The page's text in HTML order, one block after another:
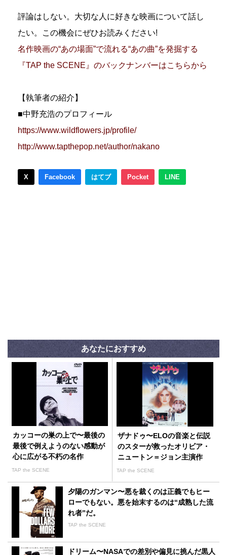
評論はしない。大切な人に好きな映画について話し
たい。この機会にぜひお読みください!
名作映画の“あの場面”で流れる“あの曲”を発掘する
『TAP the SCENE』のバックナンバーはこちらから
【執筆者の紹介】
■中野充浩のプロフィール
https://www.wildflowers.jp/profile/
http://www.tapthepop.net/author/nakano
X Facebook はてブ Pocket LINE
あなたにおすすめ
カッコーの巣の上で〜最後の
最後で例えようのない感動が
心に広がる不朽の名作
TAP the SCENE
ザナドゥ〜ELOの音楽と伝説
のスターが救ったオリビア・
ニュートン＝ジョン主演作
TAP the SCENE
夕陽のガンマン〜悪を裁くのは正義でもヒー
ローでもない。悪を始末するのは“成熟した流
れ者”だ。
TAP the SCENE
ドリーム〜NASAでの差別や偏見に挑んだ黒人